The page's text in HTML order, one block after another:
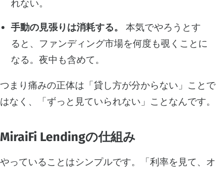
れない。
手動の見張りは消耗する。
本気でやろうとす
ると、ファンディング市場を何度も覗くことに
なる。夜中も含めて。
つまり痛みの正体は「貸し方が分からない」ことで
はなく、「ずっと見ていられない」ことなんです。
MiraiFi Lendingの仕組み
やっていることはシンプルです。「利率を見て、オ